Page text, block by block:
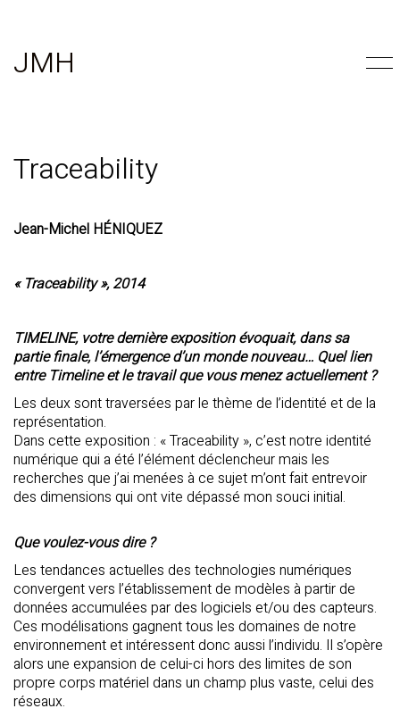
JMH
Traceability
Jean-Michel HÉNIQUEZ
« Traceability », 2014
TIMELINE, votre dernière exposition évoquait, dans sa
partie finale, l’émergence d’un monde nouveau… Quel lien
entre Timeline et le travail que vous menez actuellement ?
Les deux sont traversées par le thème de l’identité et de la
représentation.
Dans cette exposition : « Traceability », c’est notre identité
numérique qui a été l’élément déclencheur mais les
recherches que j’ai menées à ce sujet m’ont fait entrevoir
des dimensions qui ont vite dépassé mon souci initial.
Que voulez-vous dire ?
Les tendances actuelles des technologies numériques
convergent vers l’établissement de modèles à partir de
données accumulées par des logiciels et/ou des capteurs.
Ces modélisations gagnent tous les domaines de notre
environnement et intéressent donc aussi l’individu. Il s’opère
alors une expansion de celui-ci hors des limites de son
propre corps matériel dans un champ plus vaste, celui des
réseaux.